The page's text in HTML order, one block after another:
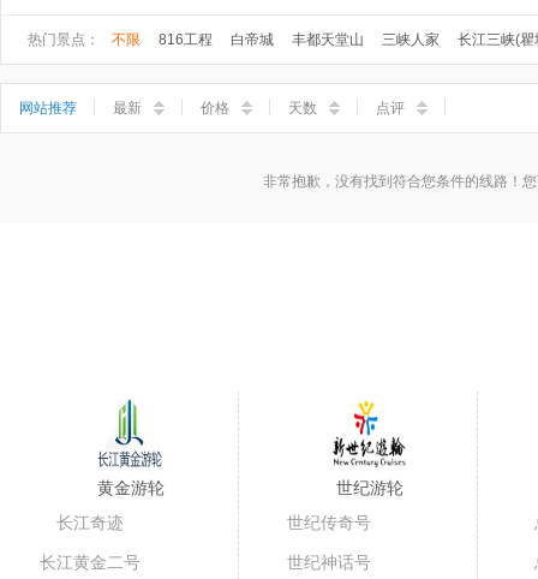
热门景点：
不限 816工程 白帝城 丰都天堂山 三峡人家
长江三峡(
小三峡
神女溪 石宝寨 丰都鬼城
网站推荐 最新 价格 天数 点评
非常抱歉，没有找到符合您条件的线路！
黄金游轮
长江奇迹
长江黄金二号
世纪游轮
世纪传奇号
世纪神话号